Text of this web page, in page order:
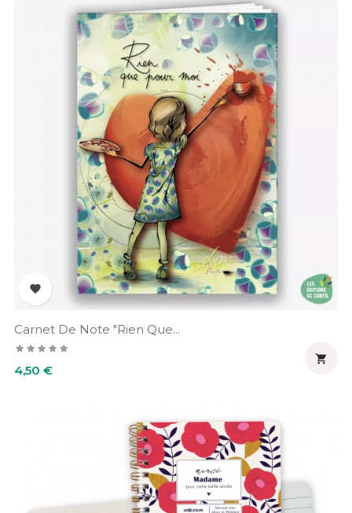

Carnet De Note "Rien Que...
Prix
4,50 €
